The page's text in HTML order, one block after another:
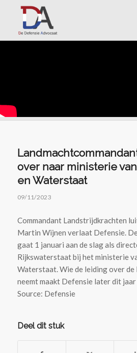
over naar ministerie
en Waterstaat
09/11/2023
Commandant Landstrijdkrachten
Martin Wijnen verlaat Defensie.
gaat 1 januari aan de slag als
Rijkswaterstaat bij het ministerie
Waterstaat. Wie de leiding over de
neemt maakt Defensie later dit jaar
Source: Defensie
Deel dit stuk